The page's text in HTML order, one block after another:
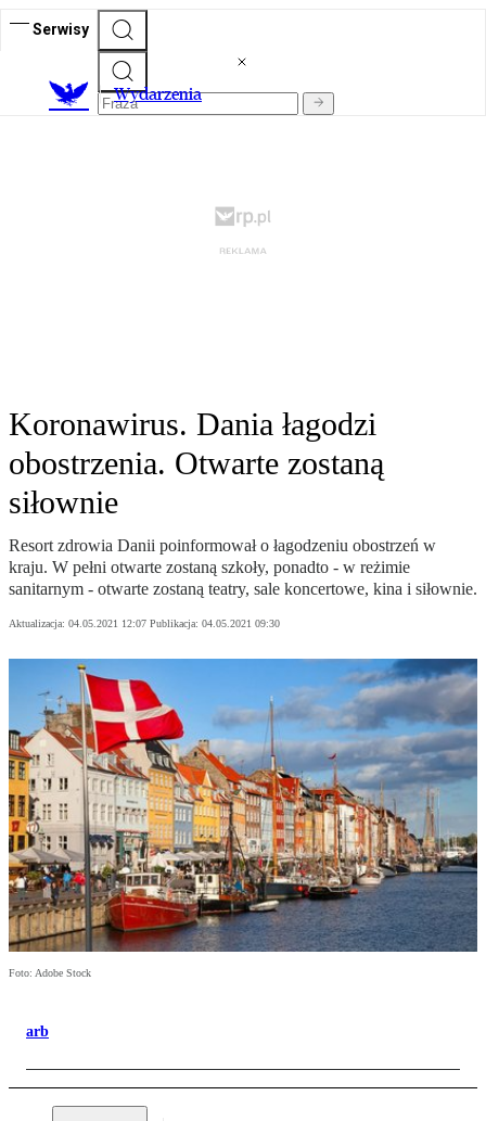
Serwisy
Wydarzenia
Koronawirus. Dania łagodzi
obostrzenia. Otwarte zostaną
siłownie
Resort zdrowia Danii poinformował o łagodzeniu obostrzeń w
kraju. W pełni otwarte zostaną szkoły, ponadto - w reżimie
sanitarnym - otwarte zostaną teatry, sale koncertowe, kina i siłownie.
Aktualizacja: 04.05.2021 12:07 Publikacja: 04.05.2021 09:30
Foto: Adobe Stock
arb